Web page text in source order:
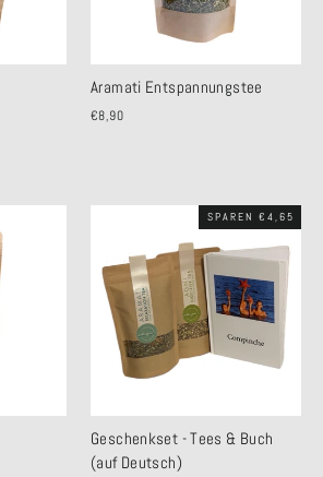
Aramati Entspannungstee
€8,90
SPAREN €4,65
Geschenkset - Tees & Buch
(auf Deutsch)